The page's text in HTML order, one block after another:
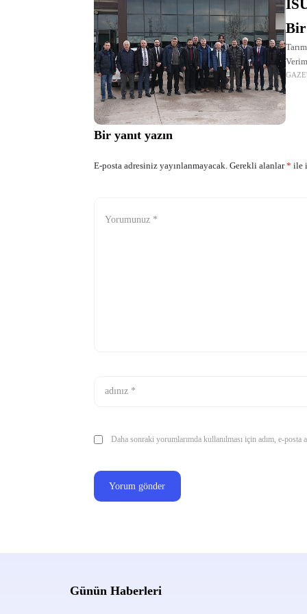
Bir
Bir yanıt yazın
E-posta adresiniz yayınlanmayacak. Gerekli alanlar* ile
Daha sonraki yorumlarımda kullanılması için adım, e-posta
Günün Haberleri